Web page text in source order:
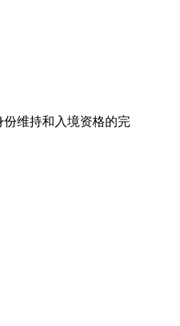
维持和入境资格的完